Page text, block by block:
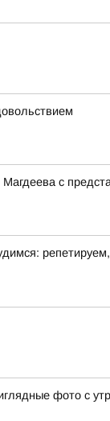
с
фото с